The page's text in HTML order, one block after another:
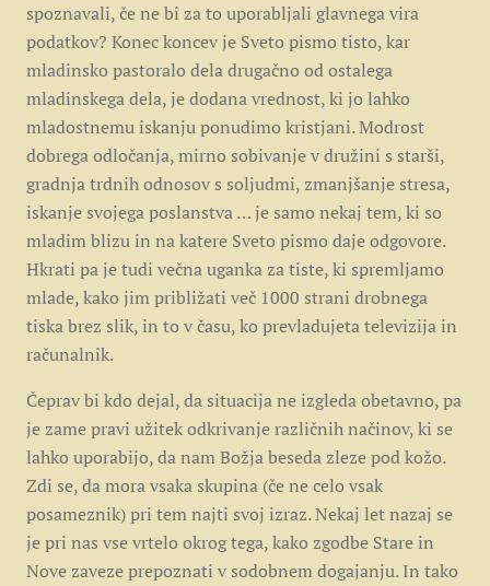
spoznavali, če ne bi za to uporabljali glavnega vira
podatkov? Konec koncev je Sveto pismo tisto, kar
mladinsko pastoralo dela drugačno od ostalega
mladinskega dela, je dodana vrednost, ki jo lahko
mladostnemu iskanju ponudimo kristjani. Modrost
dobrega odločanja, mirno sobivanje v družini s starši,
gradnja trdnih odnosov s soljudmi, zmanjšanje stresa,
iskanje svojega poslanstva … je samo nekaj tem, ki so
mladim blizu in na katere Sveto pismo daje odgovore.
Hkrati pa je tudi večna uganka za tiste, ki spremljamo
mlade, kako jim približati več 1000 strani drobnega
tiska brez slik, in to v času, ko prevladujeta televizija in
računalnik.
Čeprav bi kdo dejal, da situacija ne izgleda obetavno, pa
je zame pravi užitek odkrivanje različnih načinov, ki se
lahko uporabijo, da nam Božja beseda zleze pod kožo.
Zdi se, da mora vsaka skupina (če ne celo vsak
posameznik) pri tem najti svoj izraz. Nekaj let nazaj se
je pri nas vse vrtelo okrog tega, kako zgodbe Stare in
Nove zaveze prepoznati v sodobnem dogajanju. In tako